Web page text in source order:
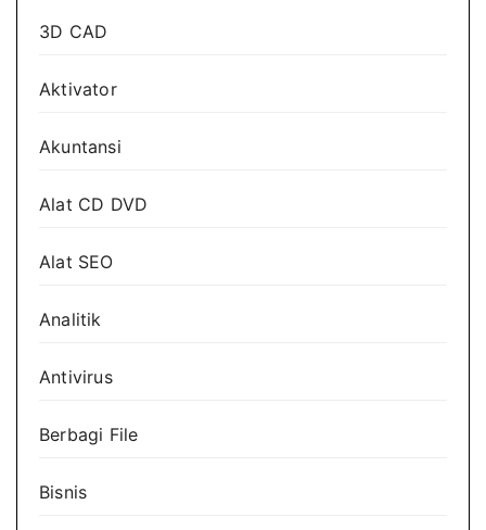
3D CAD
Aktivator
Akuntansi
Alat CD DVD
Alat SEO
Analitik
Antivirus
Berbagi File
Bisnis